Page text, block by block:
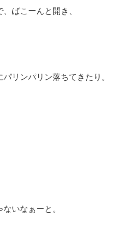
ばこーんと開き、
リンパリン落ちてきたり。
いなぁーと。